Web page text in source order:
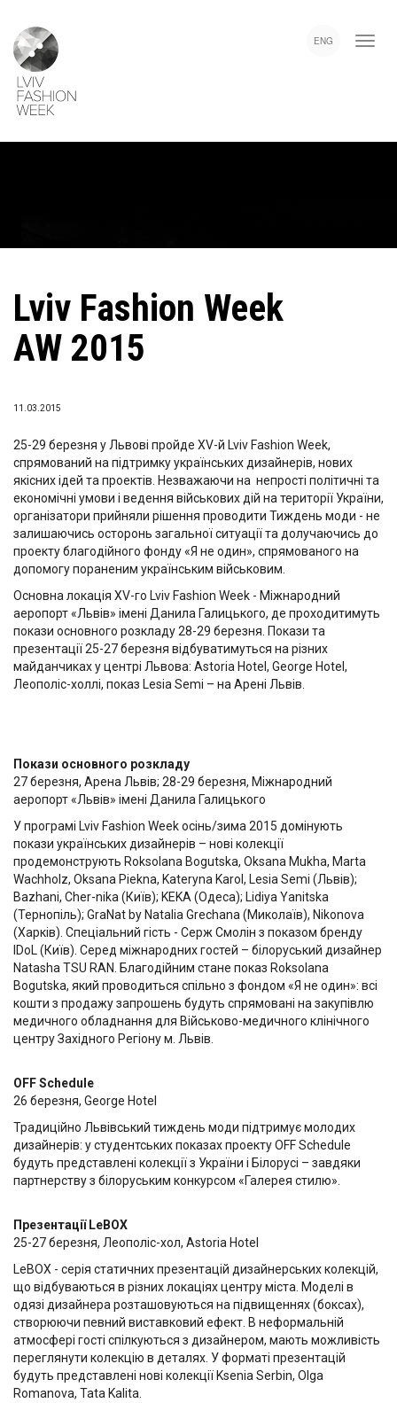
main
content
ENG
Lviv Fashion Week
AW 2015
11.03.2015
25-29 березня у Львові пройде ХV-й Lviv Fashion Week,
спрямований на підтримку українських дизайнерів, нових
якісних ідей та проектів. Незважаючи на непрості політичні та
економічні умови і ведення військових дій на території України,
організатори прийняли рішення проводити Тиждень моди - не
залишаючись осторонь загальної ситуації та долучаючись до
проекту благодійного фонду «Я не один», спрямованого на
допомогу пораненим українським військовим.
Основна локація ХV-го Lviv Fashion Week - Міжнародний
аеропорт «Львів» імені Данила Галицького, де проходитимуть
покази основного розкладу 28-29 березня. Покази та
презентації 25-27 березня відбуватимуться на різних
майданчиках у центрі Львова: Astoria Hotel, George Hotel,
Леополіс-холлі, показ Lesia Semi – на Арені Львів.
Покази основного розкладу
27 березня, Арена Львів; 28-29 березня, Міжнародний
аеропорт «Львів» імені Данила Галицького
У програмі Lviv Fashion Week осінь/зима 2015 домінують
покази українських дизайнерів – нові колекції
продемонструють Roksolana Bogutska, Oksana Mukha, Marta
Wachholz, Oksana Piekna, Kateryna Karol, Lesia Semi (Львів);
Bazhani, Cher-nika (Київ); KEKA (Одеса); Lidiya Yanitska
(Тернопіль); GraNat by Natalia Grechana (Миколаїв), Nikonova
(Харків). Спеціальний гість - Серж Смолін з показом бренду
IDoL (Київ). Серед міжнародних гостей – білоруський дизайнер
Natasha TSU RAN. Благодійним стане показ Roksolana
Bogutska, який проводиться спільно з фондом «Я не один»: всі
кошти з продажу запрошень будуть спрямовані на закупівлю
медичного обладнання для Військово-медичного клінічного
центру Західного Регіону м. Львів.
OFF Schedule
26 березня, George Hotel
Традиційно Львівський тиждень моди підтримує молодих
дизайнерів: у студентських показах проекту OFF Schedule
будуть представлені колекції з України і Білорусі – завдяки
партнерству з білоруським конкурсом «Галерея стилю».
Презентації LeBOX
25-27 березня, Леополіс-хол, Astoria Hotel
LeBOX - серія статичних презентацій дизайнерських колекцій,
що відбуваються в різних локаціях центру міста. Моделі в
одязі дизайнера розташовуються на підвищеннях (боксах),
створюючи певний виставковий ефект. В неформальній
атмосфері гості спілкуються з дизайнером, мають можливість
переглянути колекцію в деталях. У форматі презентацій
будуть представлені нові колекції Ksenia Serbin, Olga
Romanova, Tata Kalita.